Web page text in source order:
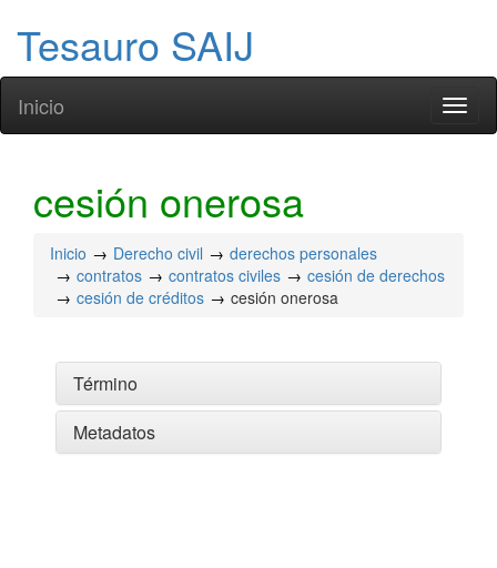
Tesauro SAIJ
Inicio
cesión onerosa
Inicio Derecho civil
derechos personales
contratos
contratos civiles
cesión de derechos
cesión de créditos
cesión onerosa
Término
Metadatos